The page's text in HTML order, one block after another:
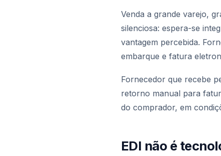
Venda a grande varejo,
silenciosa: espera-se
vantagem percebida.
embarque e fatura
Fornecedor que recebe
retorno manual para
do comprador, em
EDI não é